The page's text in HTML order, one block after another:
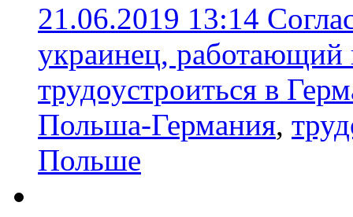
21.06.2019 13:14
украинец,
трудоустроиться в
Польша-Германия,
Польше